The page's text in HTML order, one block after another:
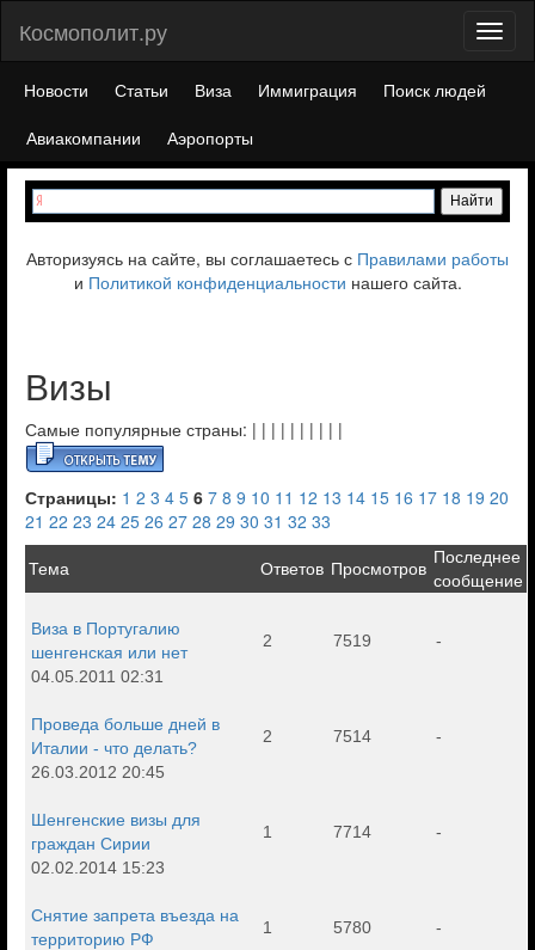
Космополит.ру
Новости Статьи Виза Иммиграция
Поиск людей
Авиакомпании
Аэропорты
Авторизуясь на сайте, вы соглашаетесь с Правилами работы
и Политикой конфиденциальности нашего сайта.
Визы
Самые популярные страны: | | | | | | | | | |
Страницы: 1 2 3 4 5 6 7 8 9 10 11 12 13 14 15 16 17 18 19 20
21 22 23 24 25 26 27 28 29 30 31 32 33
Тема Ответов Просмотров
Последнее
сообщение
Виза в Португалию
шенгенская или нет
04.05.2011 02:31
2 7519 -
Проведа больше дней в
Италии - что делать?
26.03.2012 20:45
2 7514 -
Шенгенские визы для
граждан Сирии
02.02.2014 15:23
1 7714 -
Снятие запрета въезда на
территорию РФ
1 5780 -